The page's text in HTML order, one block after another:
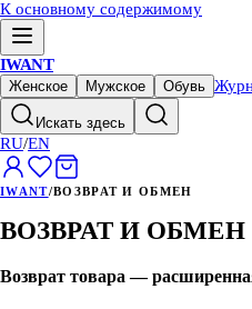
К основному содержимому
IWANT
Женское Мужское Обувь
Искать здесь
RU/EN
IWANT/ВОЗВРАТ И ОБМЕН
ВОЗВРАТ И ОБМЕН
Возврат товара —